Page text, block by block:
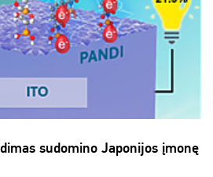
sudomino Japonijos įmonę